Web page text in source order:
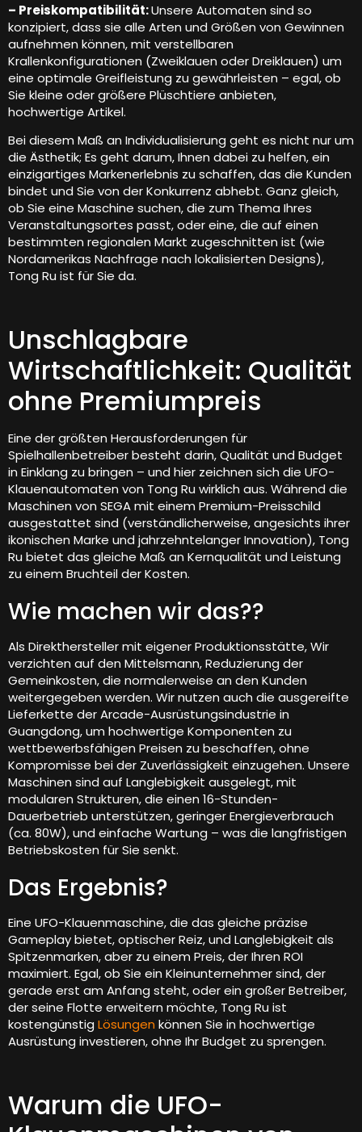
– Preiskompatibilität:Unsere Automaten sind so
konzipiert, dass sie alle Arten und Größen von Gewinnen
aufnehmen können, mit verstellbaren
Krallenkonfigurationen (Zweiklauen oder Dreiklauen) um
eine optimale Greifleistung zu gewährleisten – egal, ob
Sie kleine oder größere Plüschtiere anbieten,
hochwertige Artikel.
Bei diesem Maß an Individualisierung geht es nicht nur um
die Ästhetik; Es geht darum, Ihnen dabei zu helfen, ein
einzigartiges Markenerlebnis zu schaffen, das die Kunden
bindet und Sie von der Konkurrenz abhebt. Ganz gleich,
ob Sie eine Maschine suchen, die zum Thema Ihres
Veranstaltungsortes passt, oder eine, die auf einen
bestimmten regionalen Markt zugeschnitten ist (wie
Nordamerikas Nachfrage nach lokalisierten Designs),
Tong Ru ist für Sie da.
Unschlagbare
Wirtschaftlichkeit: Qualität
ohne Premiumpreis
Eine der größten Herausforderungen für
Spielhallenbetreiber besteht darin, Qualität und Budget
in Einklang zu bringen – und hier zeichnen sich die UFO-
Klauenautomaten von Tong Ru wirklich aus. Während die
Maschinen von SEGA mit einem Premium-Preisschild
ausgestattet sind (verständlicherweise, angesichts ihrer
ikonischen Marke und jahrzehntelanger Innovation), Tong
Ru bietet das gleiche Maß an Kernqualität und Leistung
zu einem Bruchteil der Kosten.
Wie machen wir das??
Als Direkthersteller mit eigener Produktionsstätte, Wir
verzichten auf den Mittelsmann, Reduzierung der
Gemeinkosten, die normalerweise an den Kunden
weitergegeben werden. Wir nutzen auch die ausgereifte
Lieferkette der Arcade-Ausrüstungsindustrie in
Guangdong, um hochwertige Komponenten zu
wettbewerbsfähigen Preisen zu beschaffen, ohne
Kompromisse bei der Zuverlässigkeit einzugehen. Unsere
Maschinen sind auf Langlebigkeit ausgelegt, mit
modularen Strukturen, die einen 16-Stunden-
Dauerbetrieb unterstützen, geringer Energieverbrauch
(ca. 80W), und einfache Wartung – was die langfristigen
Betriebskosten für Sie senkt.
Das Ergebnis?
Eine UFO-Klauenmaschine, die das gleiche präzise
Gameplay bietet, optischer Reiz, und Langlebigkeit als
Spitzenmarken, aber zu einem Preis, der Ihren ROI
maximiert. Egal, ob Sie ein Kleinunternehmer sind, der
gerade erst am Anfang steht, oder ein großer Betreiber,
der seine Flotte erweitern möchte, Tong Ru ist
kostengünstig Lösungen können Sie in hochwertige
Ausrüstung investieren, ohne Ihr Budget zu sprengen.
Warum die UFO-